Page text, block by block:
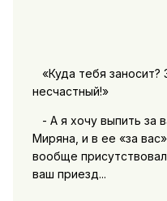
«Куда тебя заносит?
несчастный!»
- А я хочу выпить за
Миряна, и в ее «за
вообще
ваш приезд...